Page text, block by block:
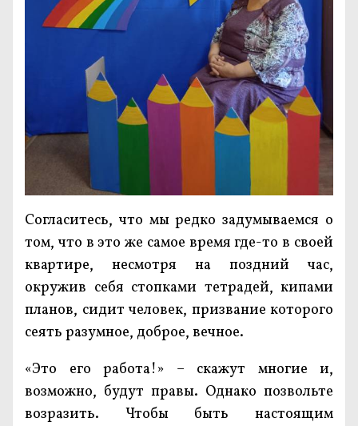
Согласитесь, что мы редко задумываемся о
том, что в это же самое время где-то в своей
квартире, несмотря на поздний час,
окружив себя стопками тетрадей, кипами
планов, сидит человек, призвание которого
сеять разумное, доброе, вечное.
«Это его работа!» – скажут многие и,
возможно, будут правы. Однако позвольте
возразить. Чтобы быть настоящим